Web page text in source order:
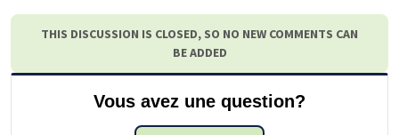
THIS DISCUSSION IS CLOSED, SO NO NEW COMMENTS CAN
BE ADDED
Vous avez une question?